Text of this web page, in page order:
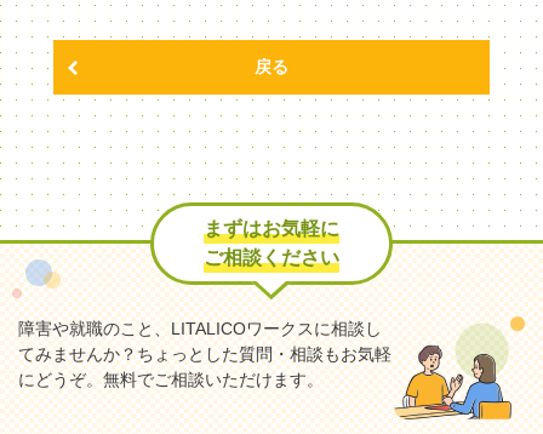
戻る
まずはお気軽に
ご相談ください
障害や就職のこと、LITALICOワークスに相談し
てみませんか？ちょっとした質問・相談もお気軽
にどうぞ。無料でご相談いただけます。